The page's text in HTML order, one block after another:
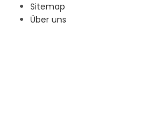
Sitemap
Über uns